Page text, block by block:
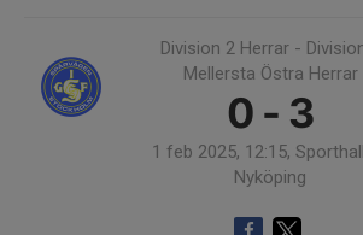
Division 2 Herrar -
Mellersta Östra Herrar
0 - 3
1 feb 2025, 12:15,
Nyköping